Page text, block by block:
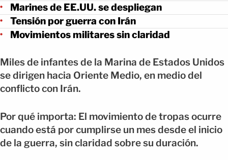
Marines de EE.UU. se despliegan
Tensión por guerra con Irán
Movimientos militares sin claridad
Miles de infantes de la Marina de Estados Unidos
se dirigen hacia Oriente Medio, en medio del
conflicto con Irán.
Por qué importa: El movimiento de tropas ocurre
cuando está por cumplirse un mes desde el inicio
de la guerra, sin claridad sobre su duración.